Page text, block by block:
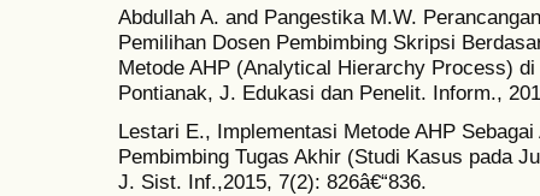
Abdullah A. and Pangestika M.W.
Pemilihan Dosen Pembimbing Skripsi
Metode AHP (Analytical Hierarchy Process)
Pontianak, J. Edukasi dan Penelit. Inform.,
Lestari E., Implementasi Metode AHP
Pembimbing Tugas Akhir (Studi Kasus pada
J. Sist. Inf.,2015, 7(2): 826â€“836.